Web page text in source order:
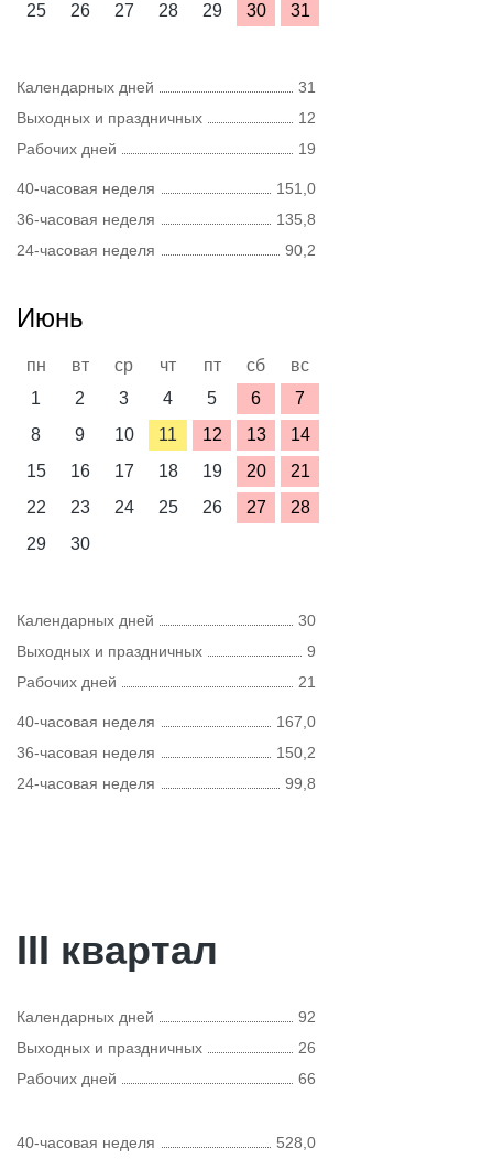
25
26 27 28 29 30 31
Календарных дней
31
Выходных и праздничных
12
Рабочих дней
19
40-часовая неделя
151,0
36-часовая неделя
135,8
24-часовая неделя
90,2
Июнь
пн вт ср чт пт сб
вс
1
2 3 4 5 6
7
8
9 10 11 12 13
14
15
16 17 18 19 20
21
22
23 24 25 26 27
28
29
30
Календарных дней
30
Выходных и праздничных
9
Рабочих дней
21
40-часовая неделя
167,0
36-часовая неделя
150,2
24-часовая неделя
99,8
III квартал
Календарных дней
92
Выходных и праздничных
26
Рабочих дней
66
40-часовая неделя 528,0